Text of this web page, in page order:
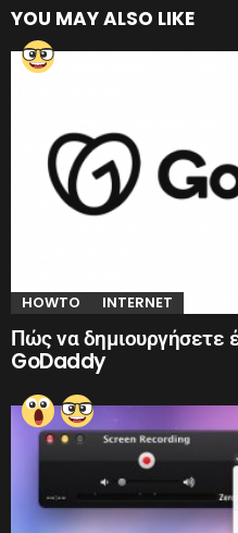
YOU MAY ALSO LIKE
HOWTO INTERNET
Πώς να δημιουργήσετε
GoDaddy